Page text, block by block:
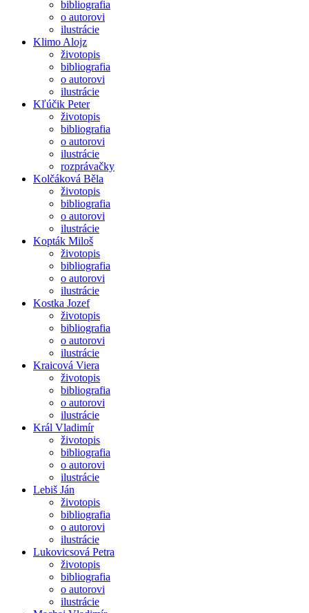
bibliografia
o autorovi
ilustrácie
Klimo Alojz
životopis
bibliografia
o autorovi
ilustrácie
Kľúčik Peter
životopis
bibliografia
o autorovi
ilustrácie
rozprávačky
Kolčáková Běla
životopis
bibliografia
o autorovi
ilustrácie
Kopták Miloš
životopis
bibliografia
o autorovi
ilustrácie
Kostka Jozef
životopis
bibliografia
o autorovi
ilustrácie
Kraicová Viera
životopis
bibliografia
o autorovi
ilustrácie
Král Vladimír
životopis
bibliografia
o autorovi
ilustrácie
Lebiš Ján
životopis
bibliografia
o autorovi
ilustrácie
Lukovicsová Petra
životopis
bibliografia
o autorovi
ilustrácie